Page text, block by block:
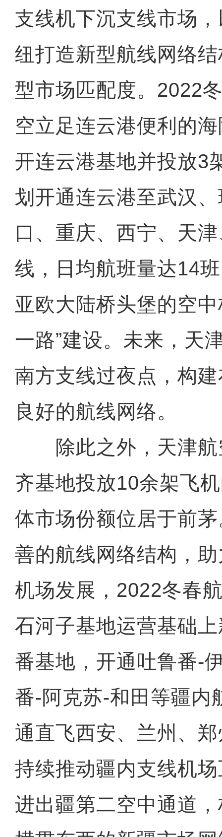
支线机下沉支线市场
纽打造新型航线网络
型市场匹配度。2022
空立足连云港便利的
开连云港基地并投放3
划开通连云港至武汉
口、重庆、西宁、天
线，日均航班量达14
亚欧大陆桥头堡的空
一路”建设。未来，天
南方支线过夜点，构
良好的航线网络。
除此之外，天津航
齐基地投放10余架飞
体市场份额位居于前
善的航线网络结构，
机场发展，2022冬春
石河子基地运营基础
番基地，开通吐鲁番-
番-阿克苏-和田等疆内
通直飞西安、兰州、
持续推动疆内支线机
进出疆第二空中通道